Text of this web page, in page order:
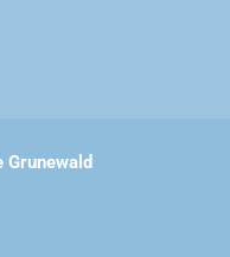
Grunewald